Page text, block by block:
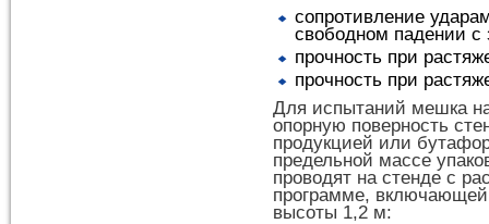
сопротивление
свободном падении с
прочность при
прочность при
Для испытаний мешка
опорную поверность
продукцией или
предельной массе
проводят на стенде с
программе,
высоты 1,2 м: